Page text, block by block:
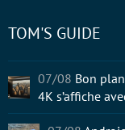
TOM'S GUIDE
07/08 Bon
4K s’affiche